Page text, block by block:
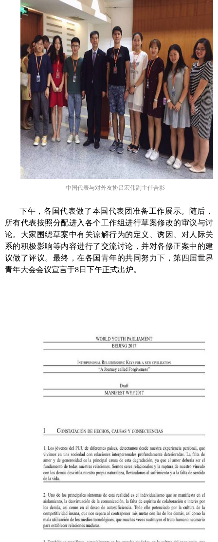
中国代表与对外友协吕宏伟副主任合影
下午，各国代表做了本国代表团准备工作展示。随后，
所有代表按照分配进入各个工作组进行草案修改的审议与讨
论。大家围绕草案中有关谅解行为的定义、诱因、对人际关
系的积极影响等内容进行了交流讨论，并对各修正案中的建
议做了评议。最终，在各国青年的共同努力下，第四届世界
青年大会会议宣言于8日下午正式出炉。